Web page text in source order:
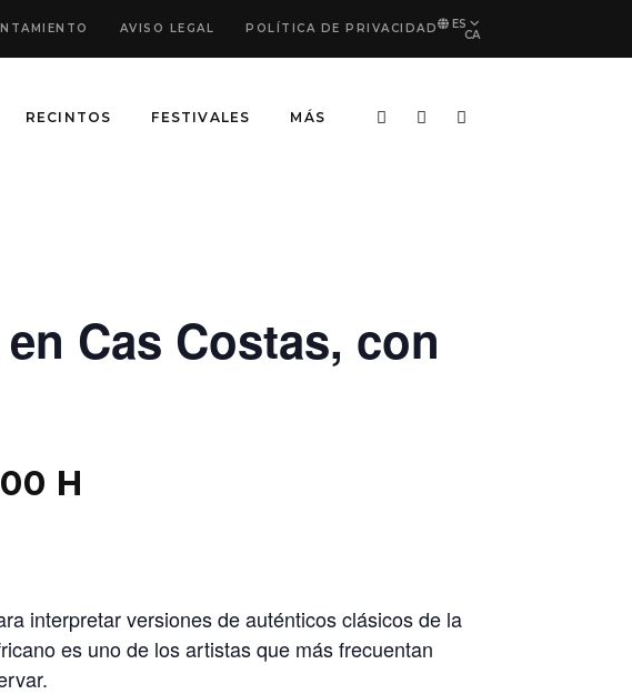
AVISO LEGAL POLÍTICA DE PRIVACIDAD ES
CA
RECINTOS FESTIVALES MÁS
Cas Costas, con
H
interpretar versiones de auténticos clásicos de la
es uno de los artistas que más frecuentan